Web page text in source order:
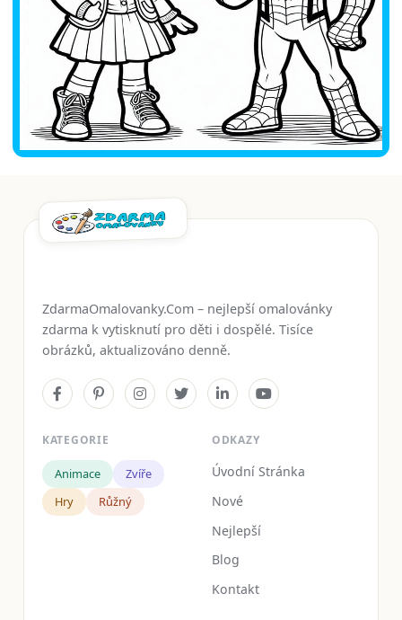
ZdarmaOmalovanky.Com – nejlepší omalovánky
zdarma k vytisknutí pro děti i dospělé. Tisíce
obrázků, aktualizováno denně.
KATEGORIE
Animace
Zvíře
Hry
Růžný
ODKAZY
Úvodní Stránka
Nové
Nejlepší
Blog
Kontakt